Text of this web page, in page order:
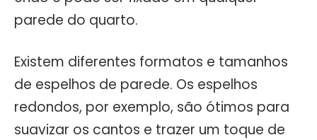
parede do quarto.
Existem diferentes formatos e tamanhos
de espelhos de parede. Os espelhos
redondos, por exemplo, são ótimos para
suavizar os cantos e trazer um toque de